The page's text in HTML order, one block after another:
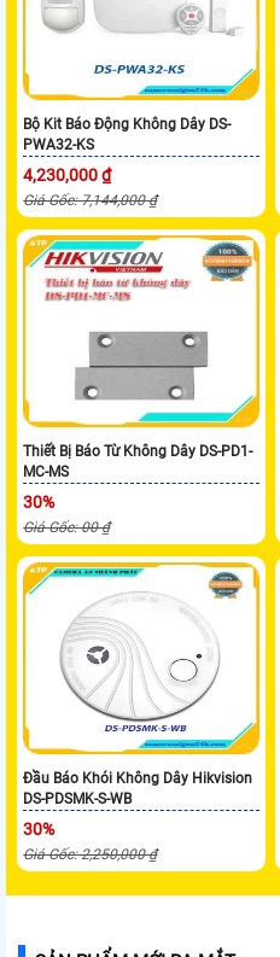
Bộ Kit Báo Động Không Dây DS-
PWA32-KS
4,230,000 ₫
Giá Gốc: 7,144,000 ₫
Thiết Bị Báo Từ Không Dây DS-PD1-
MC-MS
30%
Giá Gốc: 00 ₫
Đầu Báo Khói Không Dây Hikvision
DS-PDSMK-S-WB
30%
Giá Gốc: 2,250,000 ₫